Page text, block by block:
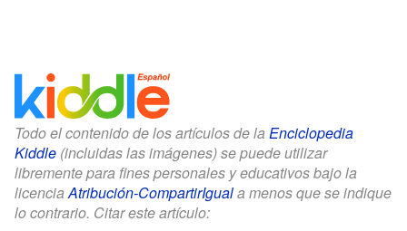
Todo el contenido de los artículos de la Enciclopedia
Kiddle (incluidas las imágenes) se puede utilizar
libremente para fines personales y educativos bajo la
licenciaAtribución-CompartirIguala menos que se indique
lo contrario. Citar este artículo: